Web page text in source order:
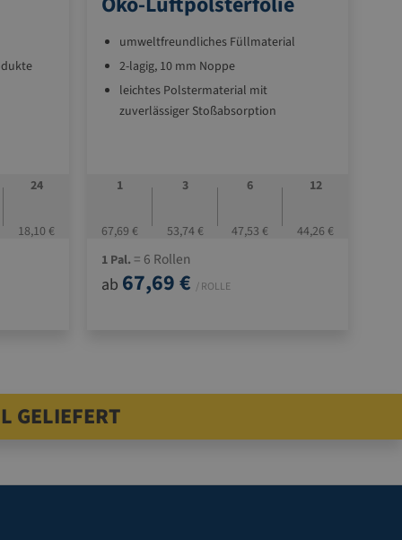
24
18,10 €
umweltfreundliches Füllmaterial
2-lagig, 10 mm Noppe
leichtes Polstermaterial mit
zuverlässiger Stoßabsorption
1
67,69 €
3
53,74 €
6
47,53 €
12
44,26 €
1 Pal. = 6 Rollen
ab 67,69 € / ROLLE
GELIEFERT